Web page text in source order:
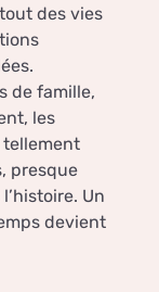
des vies
de famille,
les
presque
Un
devient